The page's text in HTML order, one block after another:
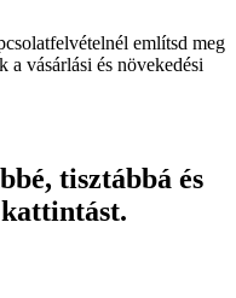
említsd meg
a vásárlási és növekedési
tisztábbá és
kattintást.